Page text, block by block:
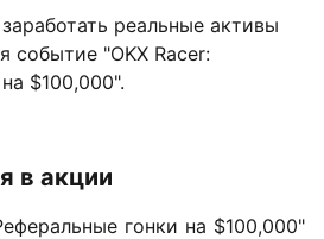
реальные активы
событие "OKX Racer:
$100,000".
в акции
гонки на $100,000"